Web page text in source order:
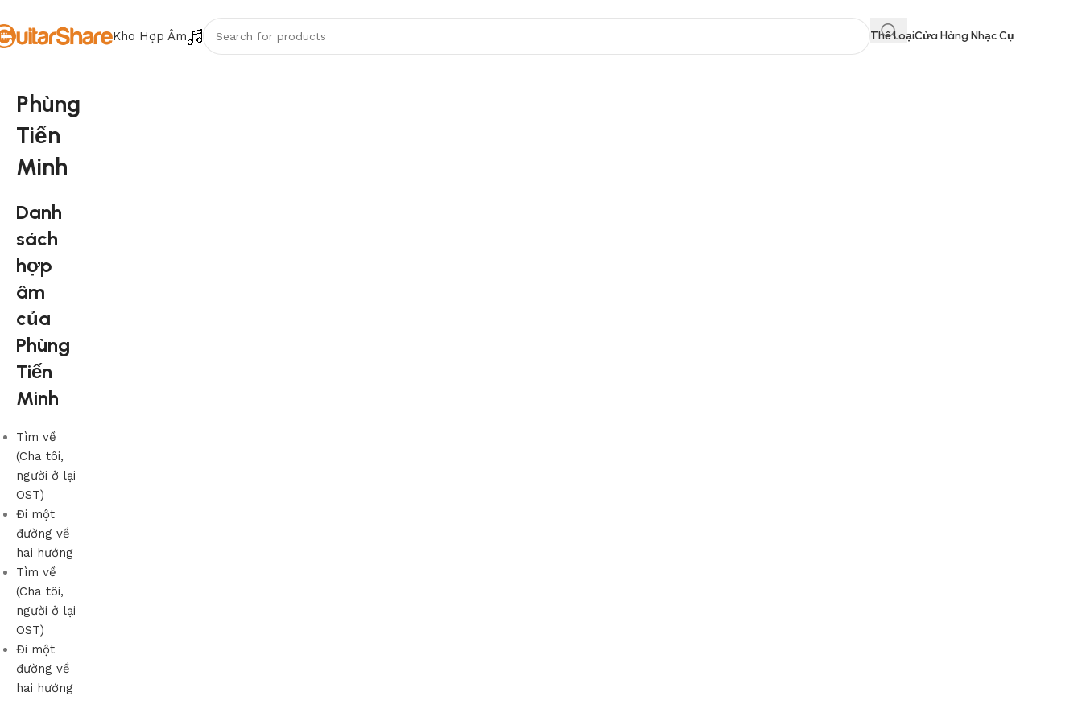
Kho Hợp Âm Thể LoạiCửa Hàng Nhạc Cụ
Phùng
Tiến
Minh
Danh
sách
hợp
âm
của
Phùng
Tiến
Minh
Tìm về
(Cha tôi,
người ở lại
OST)
Đi một
đường về
hai hướng
Tìm về
(Cha tôi,
người ở lại
OST)
Đi một
đường về
hai hướng